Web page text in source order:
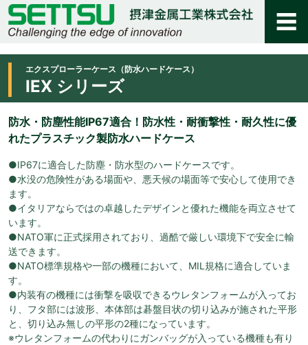
エクスプローラーケース（防水ハードケース）
IEX シリーズ
防水・防塵性能IP67適合！防水性・耐衝撃性・耐久性に優
れたプラスチック製防水ハードケース
●IP67に適合した防塵・防水型のハードケースです。
●水没の危険性がある場面や、悪天候の場面等で安心して使用でき
ます。
●イタリアならではの卓越したデザインと優れた機能を両立させて
います。
●NATO軍に正式採用されており、過酷で厳しい環境下で安全に輸
送できます。
●NATO標準規格や一部の機種において、MIL規格に適合していま
す。
●内装有の機種には衝撃を吸収できるウレタンフォームが入ってお
り、フタ部には波形、本体部は碁盤目状の切り込みが施された平形
と、切り込み無しの平形の2種になっています。
※ウレタンフォームの代わりにガンバッグが入っている機種も有り